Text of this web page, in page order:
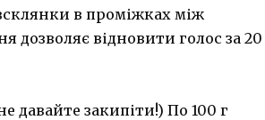
в проміжках між
дозволяє відновити голос за 20
давайте закипіти!) По 100 г